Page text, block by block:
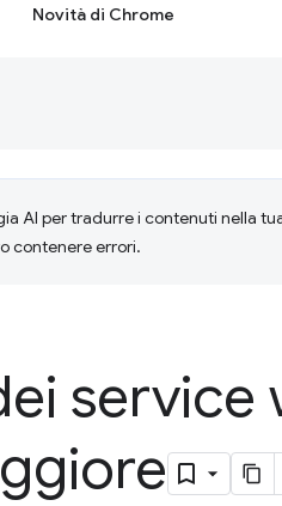
Novità di Chrome
AI per tradurre i contenuti nella
contenere errori.
service